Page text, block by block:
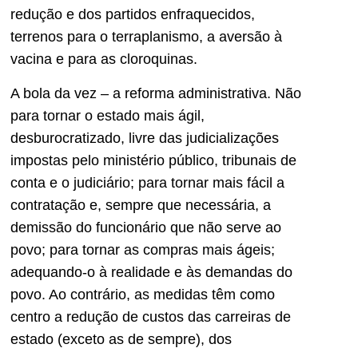
redução e dos partidos enfraquecidos,
terrenos para o terraplanismo, a aversão à
vacina e para as cloroquinas.
A bola da vez – a reforma administrativa. Não
para tornar o estado mais ágil,
desburocratizado, livre das judicializações
impostas pelo ministério público, tribunais de
conta e o judiciário; para tornar mais fácil a
contratação e, sempre que necessária, a
demissão do funcionário que não serve ao
povo; para tornar as compras mais ágeis;
adequando-o à realidade e às demandas do
povo. Ao contrário, as medidas têm como
centro a redução de custos das carreiras de
estado (exceto as de sempre), dos